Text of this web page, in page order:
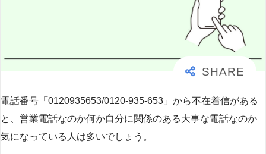
電話番号「0120935653/0120-935-653」から不在着信がある
と、営業電話なのか何か自分に関係のある大事な電話なのか
気になっている人は多いでしょう。